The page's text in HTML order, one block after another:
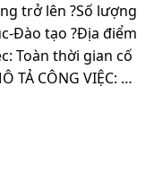
trở lên ?Số lượng
Đào tạo ?Địa điểm
Toàn thời gian cố
TẢ CÔNG VIỆC: …